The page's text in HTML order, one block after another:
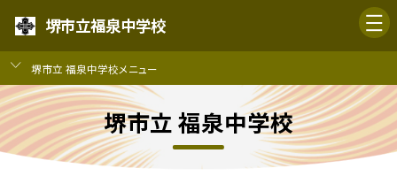
堺市立福泉中学校
堺市立 福泉中学校メニュー
堺市立 福泉中学校